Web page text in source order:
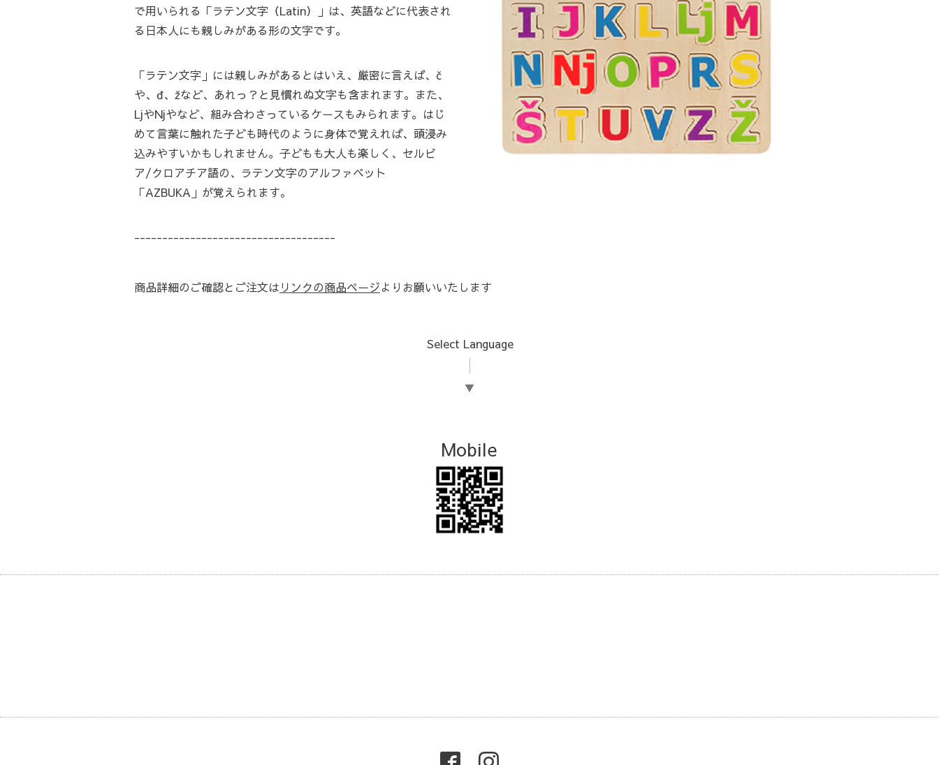
で用いられる「ラテン文字（Latin）」は、英語などに代表され
る日本人にも親しみがある形の文字です。
「ラテン文字」には親しみがあるとはいえ、厳密に言えば、č
や、đ、žなど、あれっ？と見慣れぬ文字も含まれます。また、
LjやNjやなど、組み合わさっているケースもみられます。はじ
めて言葉に触れた子ども時代のように身体で覚えれば、頭浸み
込みやすいかもしれません。子どもも大人も楽しく、セルビ
ア/クロアチア語の、ラテン文字のアルファベット
「AZBUKA」が覚えられます。
------------------------------------
商品詳細のご確認とご注文はリンクの商品ページよりお願いいたします
Select Language
▼
Mobile